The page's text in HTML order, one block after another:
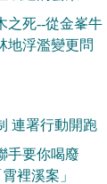
之死--從金峯牛
地浮濫變更問
連署行動開跑
手要你喝廢
裡溪案」